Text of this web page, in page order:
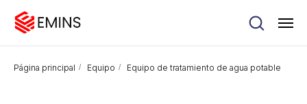
Página principal / Equipo / Equipo de tratamiento de agua potable